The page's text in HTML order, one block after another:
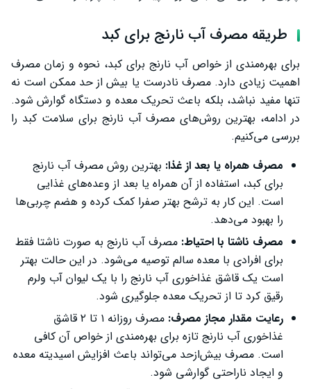
طریقه مصرف آب نارنج برای کبد
برای بهره‌مندی از خواص آب نارنج برای کبد، نحوه و زمان مصرف
اهمیت زیادی دارد. مصرف نادرست یا بیش از حد ممکن است نه
تنها مفید نباشد، بلکه باعث تحریک معده و دستگاه گوارش شود.
در ادامه، بهترین روش‌های مصرف آب نارنج برای سلامت کبد را
بررسی می‌کنیم.
مصرف همراه یا بعد از غذا: بهترین روش مصرف آب نارنج
برای کبد، استفاده از آن همراه یا بعد از وعده‌های غذایی
است. این کار به ترشح بهتر صفرا کمک کرده و هضم چربی‌ها
را بهبود می‌دهد.
مصرف ناشتا با احتیاط: مصرف آب نارنج به صورت ناشتا فقط
برای افرادی با معده سالم توصیه می‌شود. در این حالت بهتر
است یک قاشق غذاخوری آب نارنج را با یک لیوان آب ولرم
رقیق کرد تا از تحریک معده جلوگیری شود.
رعایت مقدار مجاز مصرف:
مصرف روزانه ۱ تا ۲ قاشق
غذاخوری آب نارنج تازه برای بهره‌مندی از خواص آن کافی
است. مصرف بیش‌ازحد می‌تواند باعث افزایش اسیدیته معده
و ایجاد ناراحتی گوارشی شود.